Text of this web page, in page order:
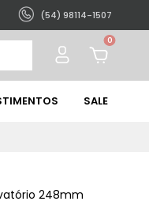
(54) 98114-1507
0
SALE
248mm